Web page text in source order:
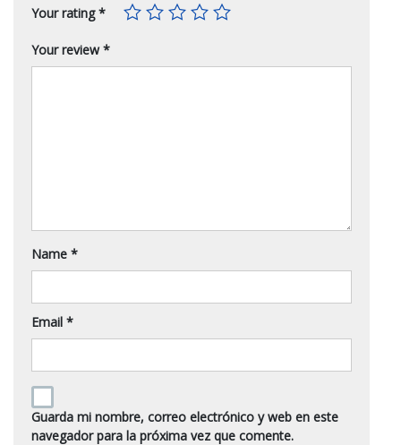
Your rating*
Your review*
Name *
Email *
Guarda mi nombre, correo electrónico y web en este
navegador para la próxima vez que comente.